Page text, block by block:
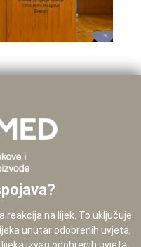
reakcija na lijek. To uključuje
unutar odobrenih uvjeta,